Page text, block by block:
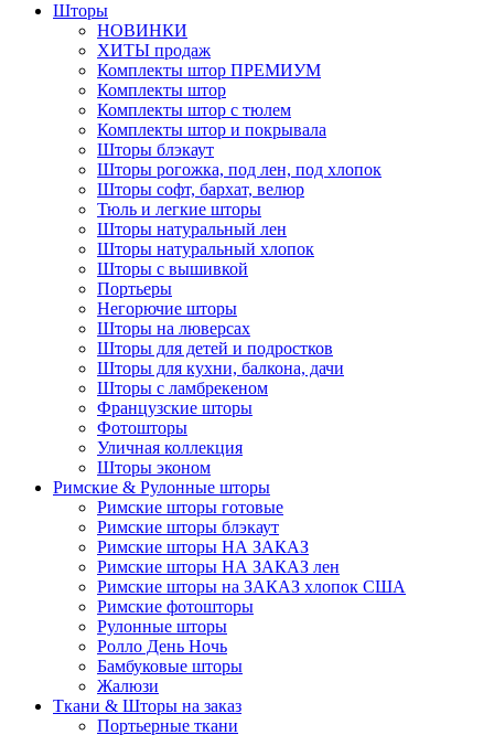
Шторы
НОВИНКИ
ХИТЫ продаж
Комплекты штор ПРЕМИУМ
Комплекты штор
Комплекты штор с тюлем
Комплекты штор и покрывала
Шторы блэкаут
Шторы рогожка, под лен, под хлопок
Шторы софт, бархат, велюр
Тюль и легкие шторы
Шторы натуральный лен
Шторы натуральный хлопок
Шторы с вышивкой
Портьеры
Негорючие шторы
Шторы на люверсах
Шторы для детей и подростков
Шторы для кухни, балкона, дачи
Шторы с ламбрекеном
Французские шторы
Фотошторы
Уличная коллекция
Шторы эконом
Римские & Рулонные шторы
Римские шторы готовые
Римские шторы блэкаут
Римские шторы НА ЗАКАЗ
Римские шторы НА ЗАКАЗ лен
Римские шторы на ЗАКАЗ хлопок США
Римские фотошторы
Рулонные шторы
Ролло День Ночь
Бамбуковые шторы
Жалюзи
Ткани & Шторы на заказ
Портьерные ткани